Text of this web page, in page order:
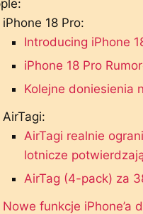
iPhone 18 Pro:
Introducing iPhone
iPhone 18 Pro
Kolejne doniesienia
AirTagi:
AirTagi realnie
lotnicze
AirTag (4-pack) za
Nowe funkcje iPhone’a